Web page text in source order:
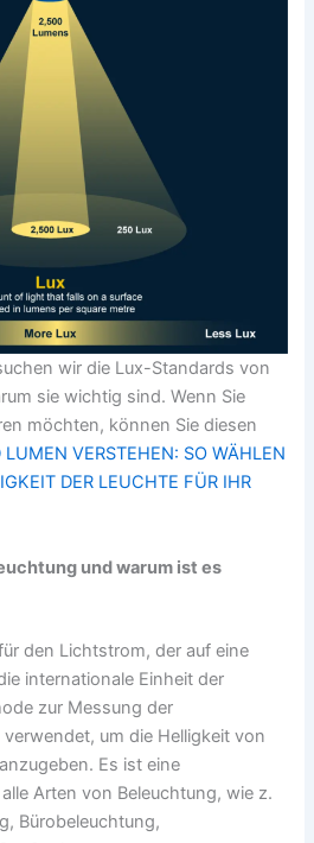
wir die Lux-Standards von
sie wichtig sind. Wenn Sie
möchten, können Sie diesen
LUMEN VERSTEHEN: SO WÄHLEN
DER LEUCHTE FÜR IHR
und warum ist es
den Lichtstrom, der auf eine
internationale Einheit der
zur Messung der
um die Helligkeit von
Es ist eine
Arten von Beleuchtung, wie z.
Bürobeleuchtung,